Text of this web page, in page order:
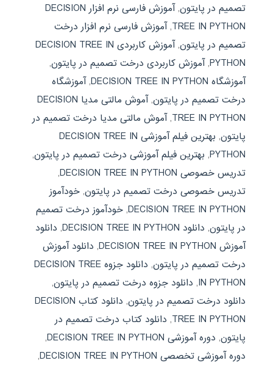
تصمیم در پایتون,
آموزش فارسی نرم افزار DECISION
TREE IN PYTHON
,آموزش فارسی نرم افزار درخت
تصمیم در پایتون,
آموزش کاربردی DECISION TREE IN
PYTHON
,آموزش کاربردی درخت تصمیم در پایتون,
آموزشگاه DECISION TREE IN PYTHON
,آموزشگاه
درخت تصمیم در پایتون,
آموش مالتی مدیا DECISION
TREE IN PYTHON
,آموش مالتی مدیا درخت تصمیم در
پایتون,
بهترین فیلم آموزشی DECISION TREE IN
PYTHON
, بهترین فیلم آموزشی درخت تصمیم در پایتون,
تدریس خصوصی DECISION TREE IN PYTHON
,
تدریس خصوصی درخت تصمیم در پایتون, خودآموز
DECISION TREE IN PYTHON
, خودآموز درخت تصمیم
در پایتون, دانلود DECISION TREE IN PYTHON , دانلود
آموزش DECISION TREE IN PYTHON
, دانلود آموزش
درخت تصمیم در پایتون,
دانلود جزوه DECISION TREE
IN PYTHON
, دانلود جزوه درخت تصمیم در پایتون,
دانلود درخت تصمیم در پایتون,
دانلود کتاب DECISION
TREE IN PYTHON
, دانلود کتاب درخت تصمیم در
پایتون, دوره آموزشی DECISION TREE IN PYTHON
,
دوره آموزشی تخصصی DECISION TREE IN PYTHON
,